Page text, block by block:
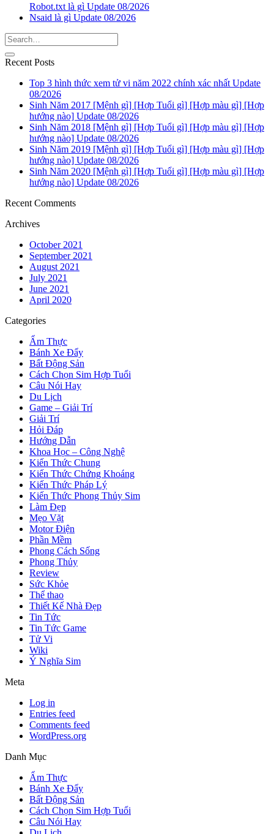
Robot.txt là gì Update 08/2026
Nsaid là gì Update 08/2026
Recent Posts
Top 3 hình thức xem tử vi năm 2022 chính xác nhất Update
08/2026
Sinh Năm 2017 [Mệnh gì] [Hợp Tuổi gì] [Hợp màu gì] [Hợp
hướng nào] Update 08/2026
Sinh Năm 2018 [Mệnh gì] [Hợp Tuổi gì] [Hợp màu gì] [Hợp
hướng nào] Update 08/2026
Sinh Năm 2019 [Mệnh gì] [Hợp Tuổi gì] [Hợp màu gì] [Hợp
hướng nào] Update 08/2026
Sinh Năm 2020 [Mệnh gì] [Hợp Tuổi gì] [Hợp màu gì] [Hợp
hướng nào] Update 08/2026
Recent Comments
Archives
October 2021
September 2021
August 2021
July 2021
June 2021
April 2020
Categories
Ẩm Thực
Bánh Xe Đẩy
Bất Động Sản
Cách Chọn Sim Hợp Tuổi
Câu Nói Hay
Du Lịch
Game – Giải Trí
Giải Trí
Hỏi Đáp
Hướng Dẫn
Khoa Học – Công Nghệ
Kiến Thức Chung
Kiến Thức Chứng Khoáng
Kiến Thức Pháp Lý
Kiến Thức Phong Thủy Sim
Làm Đẹp
Mẹo Vặt
Motor Điện
Phần Mềm
Phong Cách Sống
Phong Thủy
Review
Sức Khỏe
Thể thao
Thiết Kế Nhà Đẹp
Tin Tức
Tin Tức Game
Tử Vi
Wiki
Ý Nghĩa Sim
Meta
Log in
Entries feed
Comments feed
WordPress.org
Danh Mục
Ẩm Thực
Bánh Xe Đẩy
Bất Động Sản
Cách Chọn Sim Hợp Tuổi
Câu Nói Hay